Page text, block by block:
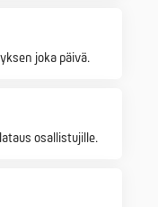
joka päivä.
osallistujille.